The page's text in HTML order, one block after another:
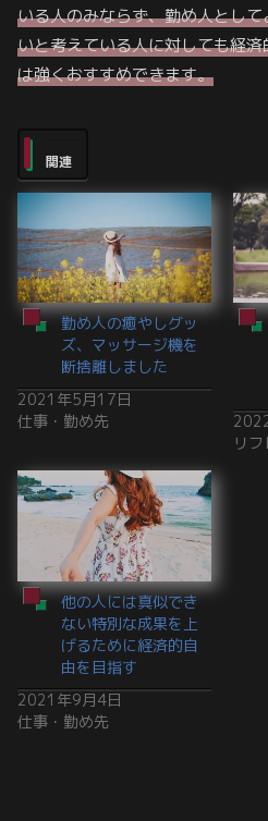
いる人のみならず、勤め人とし
いと考えている人に対しても経
は強くおすすめできます。
関連
勤め人の癒やしグッ
ズ、マッサージ機を
断捨離しました
2021年5月17日
仕事・勤め先
リ
他の人には真似でき
ない特別な成果を上
げるために経済的自
由を目指す
2021年9月4日
仕事・勤め先